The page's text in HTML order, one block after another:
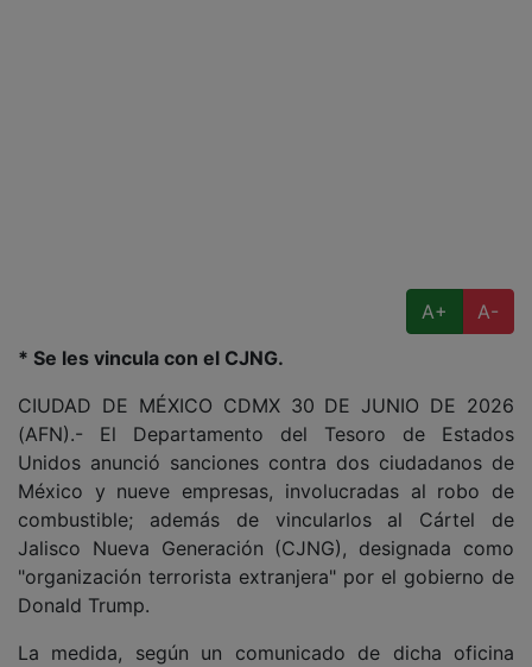
A+
A-
* Se les vincula con el CJNG.
CIUDAD DE MÉXICO CDMX 30 DE JUNIO DE 2026
(AFN).- El Departamento del Tesoro de Estados
Unidos anunció sanciones contra dos ciudadanos de
México y nueve empresas, involucradas al robo de
combustible; además de vincularlos al Cártel de
Jalisco Nueva Generación (CJNG), designada como
"organización terrorista extranjera" por el gobierno de
Donald Trump.
La medida, según un comunicado de dicha oficina